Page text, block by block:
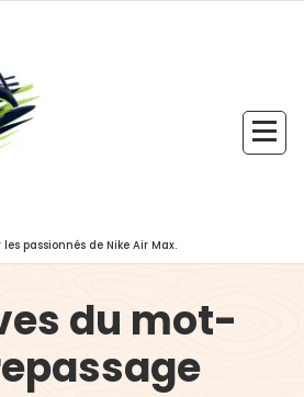
passionnés de Nike Air Max.
du mot-